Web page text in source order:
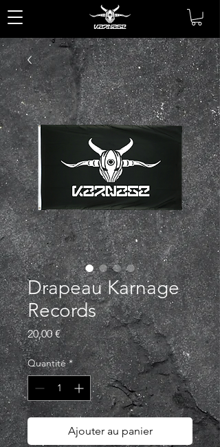
Drapeau Karnage
Records
20,00 €Prix
Quantité *
Ajouter au panier